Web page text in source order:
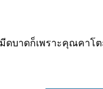
ดบาดก็เพราะคุณคาโ